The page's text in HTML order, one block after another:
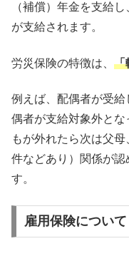
（補償）年金を支給
が支給されます。
労災保険の特徴は、 「
例えば、配偶者が受
偶者が支給対象外と
もが外れたら次は父
件などあり）関係が認
す。
雇用保険について